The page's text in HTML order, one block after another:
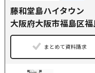
藤和堂島ハイタウン
大阪府大阪市福島区
まとめて資料請求